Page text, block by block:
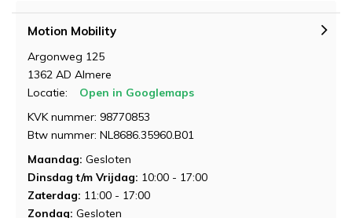
Motion Mobility
Argonweg 125
1362 AD Almere
Locatie:
Open in Googlemaps
KVK nummer: 98770853
Btw nummer: NL8686.35960.B01
Maandag: Gesloten
Dinsdag t/m Vrijdag: 10:00 - 17:00
Zaterdag: 11:00 - 17:00
Zondag: Gesloten